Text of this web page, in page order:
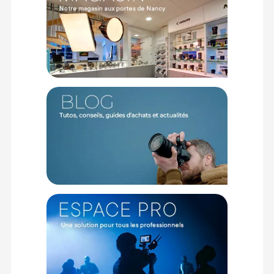
extrêmement fine sur cent niveaux sculpte vos contrastes
avec douceur, tandis que les multiples modes de création
intégrés, incluant les réglages CCT, HSI, GEL et divers effets
FX, s'adaptent à toutes vos directions artistiques.
Connectivité instantanée et pilotage intuitif
L'intégration d'une puce NFC sur le corps de la torche
transforme la préparation de votre plan d'éclairage. Il suffit
d'approcher un smartphone équipé de l'application Godox
Light pour intégrer immédiatement le projecteur à votre
réseau de travail. Cette fluidité de connexion prend tout son
sens lors de la gestion synchronisée de plusieurs sources
lumineuses. L'application mobile dédiée permet de naviguer
rapidement entre vos différentes scènes et d'activer vos
effets spéciaux à distance, vous offrant un contrôle total
Polyvalence mécanique et mobilité optimale
Pour modeler la qualité de la lumière à votre convenance, la
façade adopte le standard universel Bowens, vous assurant
une compatibilité native avec une infinité de façonneurs,
boîtes à lumière et réflecteurs. Véritable outil de terrain, le